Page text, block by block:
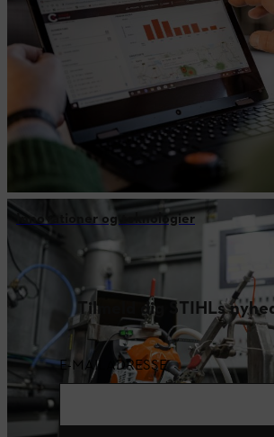
Innovationer og teknologier
Tilmeld dig STIHLs
E-MAILADRESSE